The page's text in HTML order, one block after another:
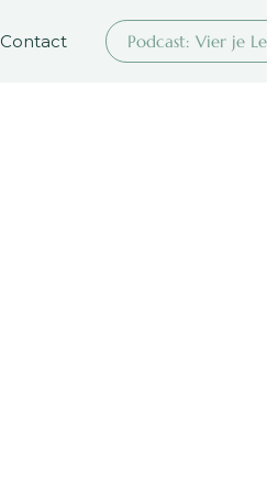
Contact Podcast: Vier je